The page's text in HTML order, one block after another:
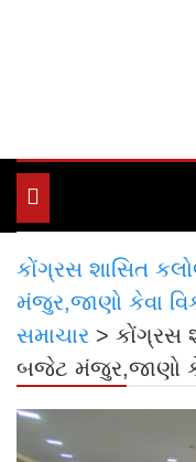
Toggle
navigation
કોંગ્રસ શાસિત
મંજુર,જાણો કેવા
સમાચાર > કોંગ્રસ
બજેટ મંજુર,જાણો